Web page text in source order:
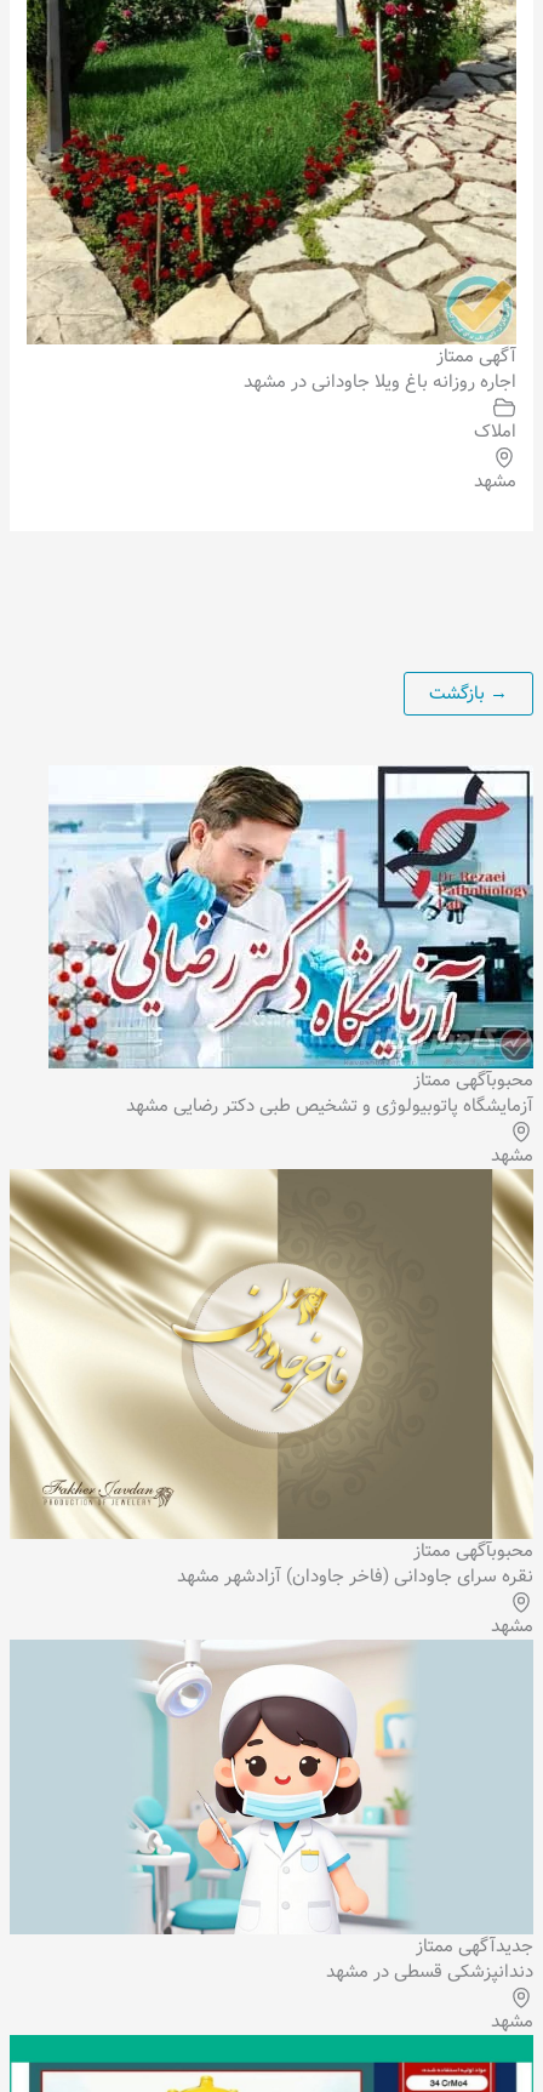
محبوبآگهی ممتاز
آزمایشگاه پاتوبیولوژی و تشخیص طبی دکتر رضایی مشهد
مشهد
محبوبآگهی ممتاز
نقره سرای جاودانی (فاخر جاودان) آزادشهر مشهد
مشهد
جدیدآگهی ممتاز
دندانپزشکی قسطی در مشهد
مشهد
آگهی ممتاز
اجاره روزانه باغ ویلا جاودانی در مشهد
املاک
مشهد